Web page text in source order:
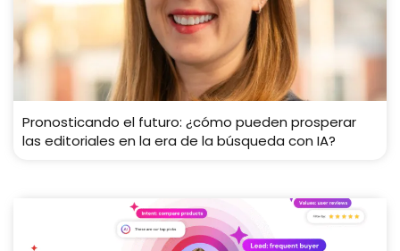
Pronosticando el futuro: ¿cómo pueden prosperar
las editoriales en la era de la búsqueda con IA?